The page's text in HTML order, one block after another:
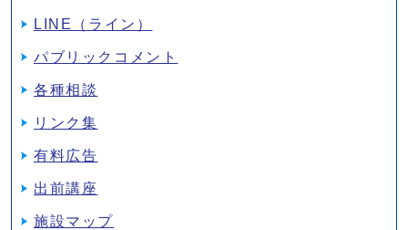
LINE（ライン）
パブリックコメント
各種相談
リンク集
有料広告
出前講座
施設マップ